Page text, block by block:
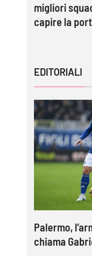
migliori
capire la
EDITORIALI
Palermo,
chiama